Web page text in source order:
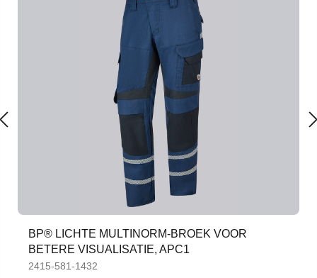
BP® LICHTE MULTINORM-BROEK VOOR
BETERE VISUALISATIE, APC1
2415-581-1432